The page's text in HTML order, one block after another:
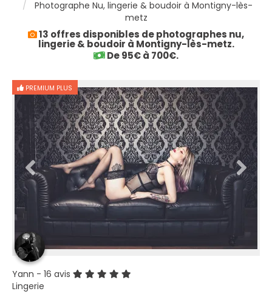
Photographe Nu, lingerie & boudoir à Montigny-lès-
metz
13 offres disponibles de photographes nu,
lingerie & boudoir à Montigny-lès-metz.
De 95€ à 700€.
PREMIUM PLUS
Yann - 16 avis
Lingerie